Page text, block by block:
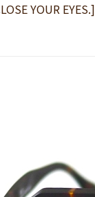
YOUR EYES.]